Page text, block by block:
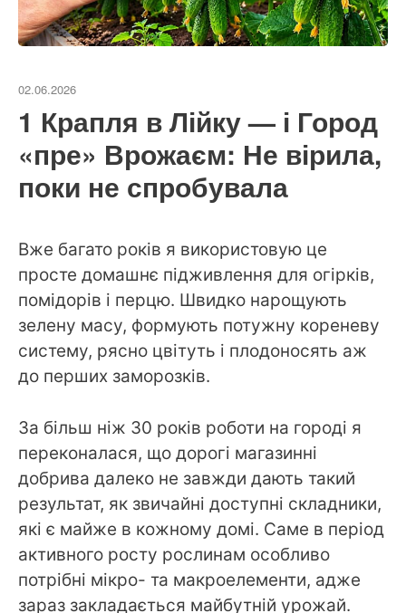
02.06.2026
1 Крапля в Лійку — і Город
«пре» Врожаєм: Не вірила,
поки не спробувала
Вже багато років я використовую це
просте домашнє підживлення для огірків,
помідорів і перцю. Швидко нарощують
зелену масу, формують потужну кореневу
систему, рясно цвітуть і плодоносять аж
до перших заморозків.
За більш ніж 30 років роботи на городі я
переконалася, що дорогі магазинні
добрива далеко не завжди дають такий
результат, як звичайні доступні складники,
які є майже в кожному домі. Саме в період
активного росту рослинам особливо
потрібні мікро- та макроелементи, адже
зараз закладається майбутній урожай.